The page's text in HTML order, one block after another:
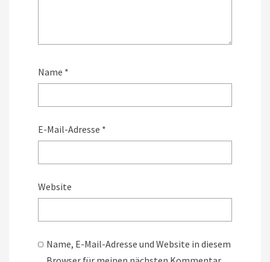
Name *
E-Mail-Adresse *
Website
Name, E-Mail-Adresse und Website in diesem